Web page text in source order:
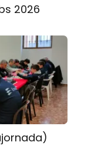
2026